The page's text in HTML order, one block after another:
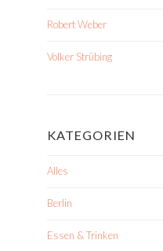
Robert Weber
Volker Strübing
KATEGORIEN
Alles
Berlin
Essen & Trinken